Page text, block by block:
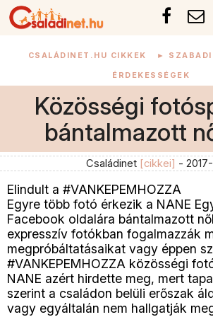
CSALÁDINET.HU CIKKEK ►
ÉRDEKESSÉGEK
Közösségi
bántalmazott
Családinet [cikkei] - 2017-
Elindult a #VANKEPEMHOZZA
Egyre több fotó érkezik a NANE
Facebook oldalára bántalmazott
expresszív fotókban fogalmazzák
megpróbáltatásaikat vagy éppen
#VANKEPEMHOZZA közösségi
NANE azért hirdette meg, mert
szerint a családon belüli erőszak
vagy egyáltalán nem hallgatják